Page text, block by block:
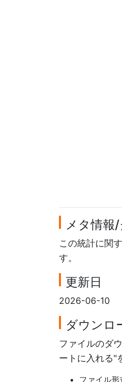
メタ情報
この統計に関
す。
更新日
2026-06-10
ダウンロ
ファイルのダ
ートに入れる"
ファイル